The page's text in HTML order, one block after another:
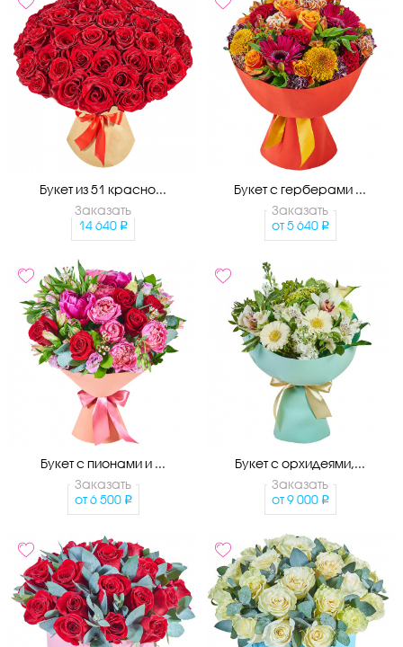
Букет из 51 красно...
Заказать
14 640
Букет с герберами ...
Заказать
от 5 640
Букет с пионами и ...
Заказать
от 6 500
Букет с орхидеями,...
Заказать
от 9 000